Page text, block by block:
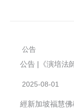
公告
公告 |《演培法
2025-08-01
經新加坡福慧